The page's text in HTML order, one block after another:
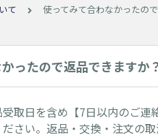
て 使ってみて合わなかったの
ったので返品できますか
取日を含め【7日以内のご
さい。返品・交換・注文の